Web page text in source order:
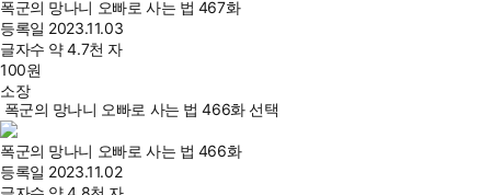
폭군의 망나니 오빠로 사는 법 467화
등록일 2023.11.03
글자수 약 4.7천 자
100원
소장
폭군의 망나니 오빠로 사는 법 466화 선택
폭군의 망나니 오빠로 사는 법 466화
등록일 2023.11.02